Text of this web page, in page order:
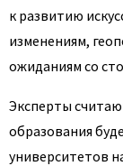
к развитию
изменениям,
ожиданиям со
Эксперты
образования
университетов